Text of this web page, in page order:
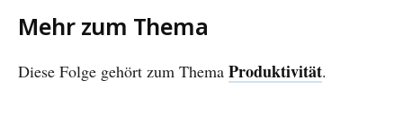
Mehr zum Thema
Diese Folge gehört zum Thema Produktivität.